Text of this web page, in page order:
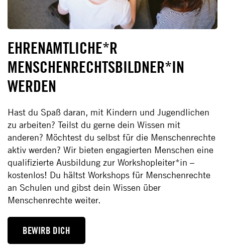
EHRENAMTLICHE*R
MENSCHENRECHTSBILDNER*IN
WERDEN
Hast du Spaß daran, mit Kindern und Jugendlichen
zu arbeiten? Teilst du gerne dein Wissen mit
anderen? Möchtest du selbst für die Menschenrechte
aktiv werden? Wir bieten engagierten Menschen eine
qualifizierte Ausbildung zur Workshopleiter*in –
kostenlos! Du hältst Workshops für Menschenrechte
an Schulen und gibst dein Wissen über
Menschenrechte weiter.
BEWIRB DICH